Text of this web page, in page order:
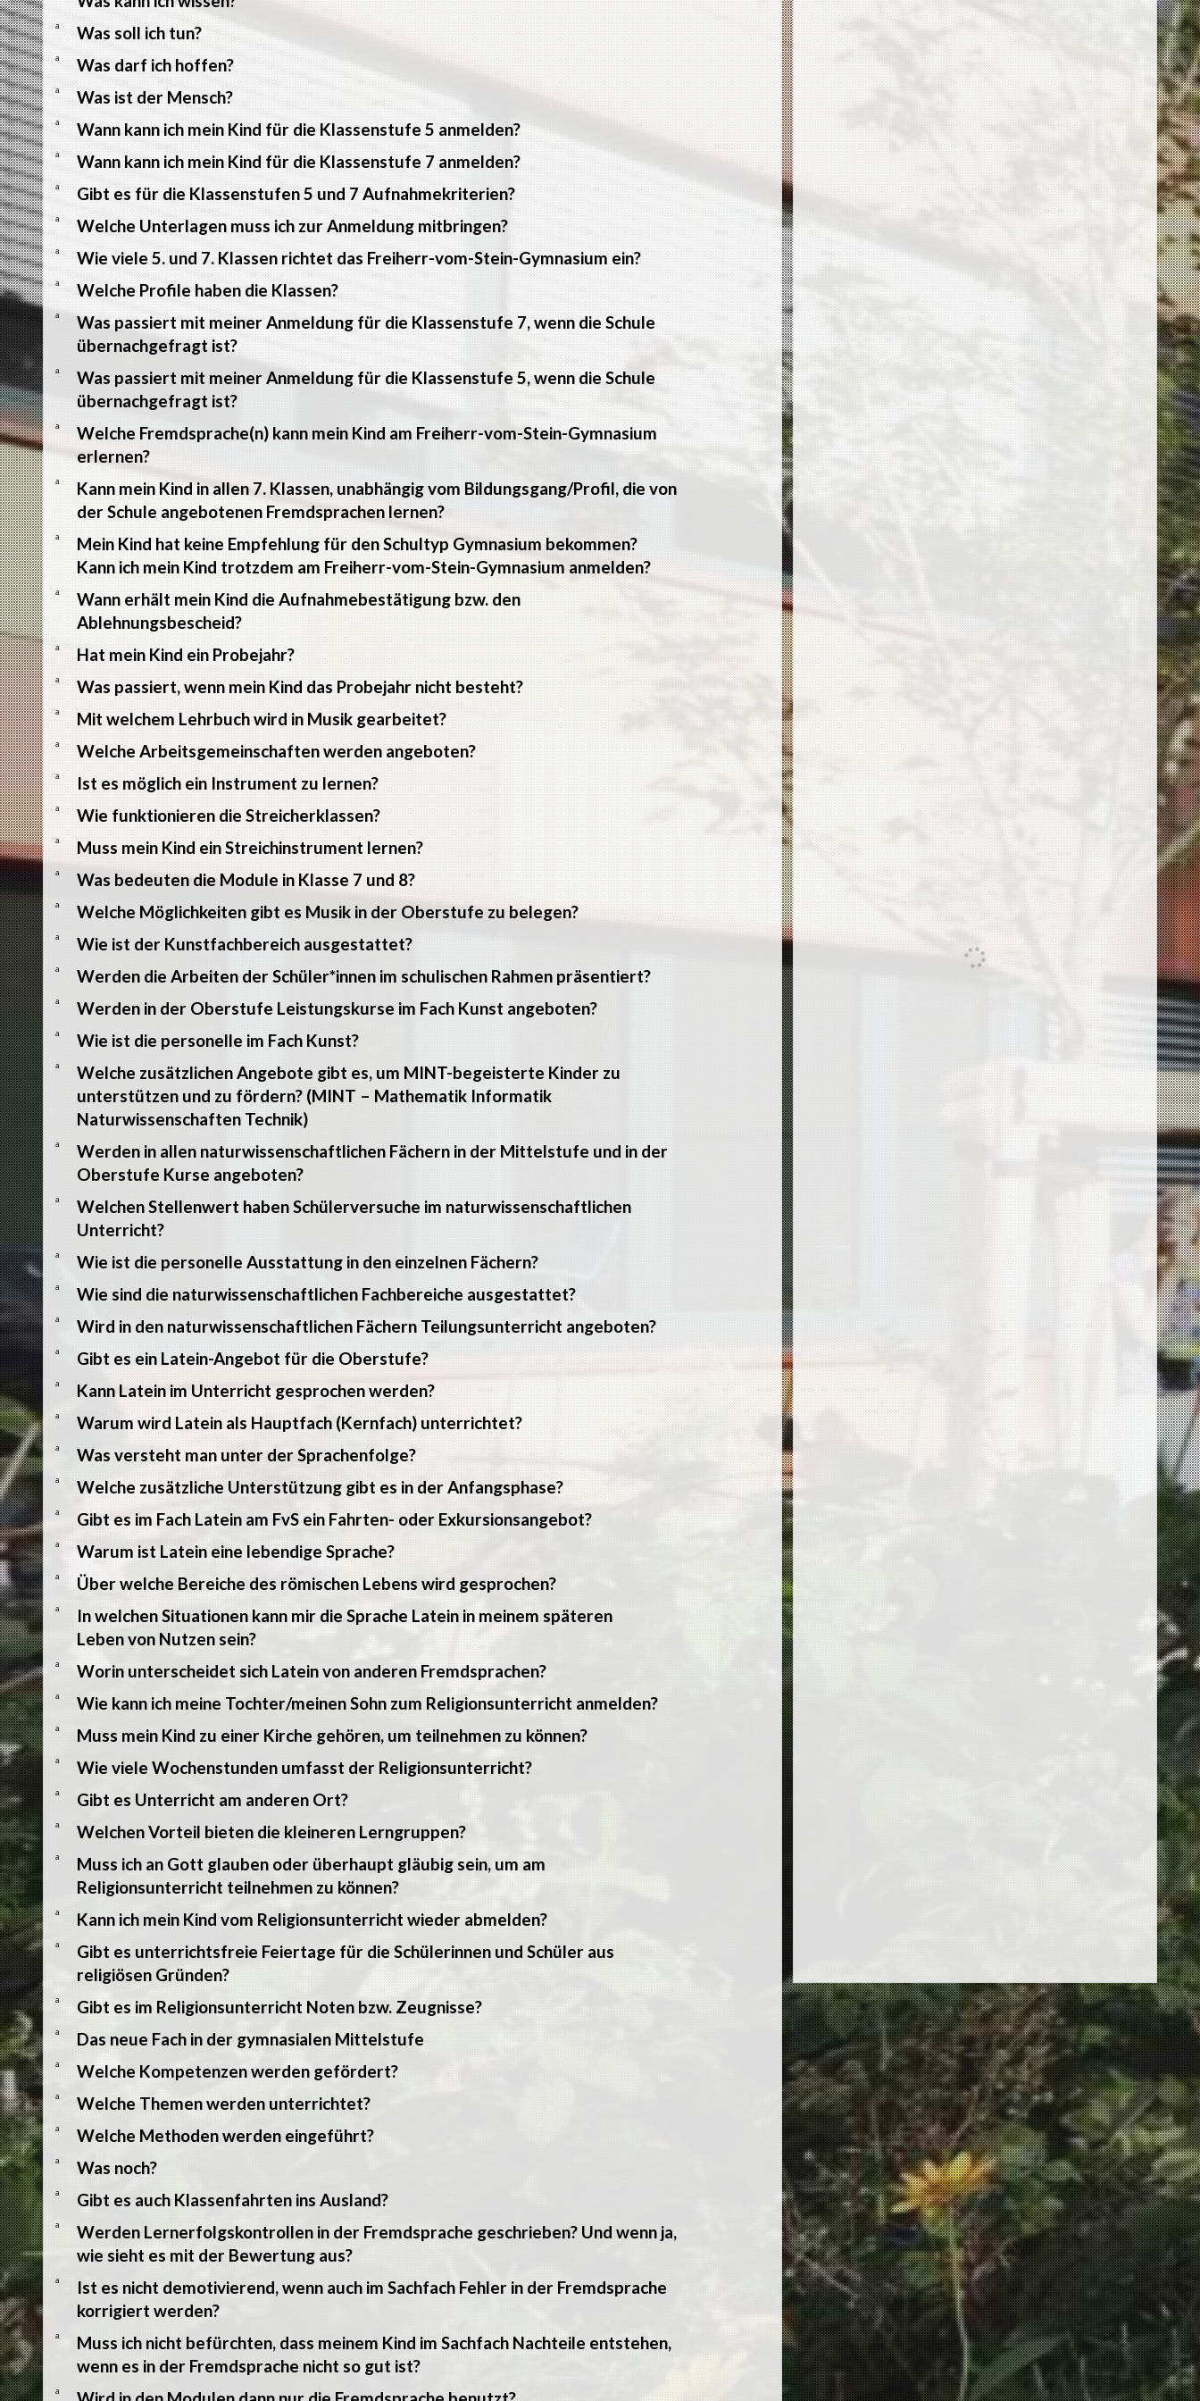
a Was soll ich tun?
a Was darf ich hoffen?
a Was ist der Mensch?
a Wann kann ich mein Kind für die Klassenstufe 5 anmelden?
a Wann kann ich mein Kind für die Klassenstufe 7 anmelden?
a Gibt es für die Klassenstufen 5 und 7 Aufnahmekriterien?
a Welche Unterlagen muss ich zur Anmeldung mitbringen?
a Wie viele 5. und 7. Klassen richtet das Freiherr-vom-Stein-Gymnasium ein?
a Welche Profile haben die Klassen?
a
Was passiert mit meiner Anmeldung für die Klassenstufe 7, wenn die Schule
übernachgefragt ist?
a
Was passiert mit meiner Anmeldung für die Klassenstufe 5, wenn die Schule
übernachgefragt ist?
a
Welche Fremdsprache(n) kann mein Kind am Freiherr-vom-Stein-Gymnasium
erlernen?
a
Kann mein Kind in allen 7. Klassen, unabhängig vom Bildungsgang/Profil, die von
der Schule angebotenen Fremdsprachen lernen?
a
Mein Kind hat keine Empfehlung für den Schultyp Gymnasium bekommen?
Kann ich mein Kind trotzdem am Freiherr-vom-Stein-Gymnasium anmelden?
a
Wann erhält mein Kind die Aufnahmebestätigung bzw. den
Ablehnungsbescheid?
a Hat mein Kind ein Probejahr?
a Was passiert, wenn mein Kind das Probejahr nicht besteht?
a Mit welchem Lehrbuch wird in Musik gearbeitet?
a Welche Arbeitsgemeinschaften werden angeboten?
a Ist es möglich ein Instrument zu lernen?
a Wie funktionieren die Streicherklassen?
a Muss mein Kind ein Streichinstrument lernen?
a Was bedeuten die Module in Klasse 7 und 8?
a Welche Möglichkeiten gibt es Musik in der Oberstufe zu belegen?
a Wie ist der Kunstfachbereich ausgestattet?
a Werden die Arbeiten der Schüler*innen im schulischen Rahmen präsentiert?
a Werden in der Oberstufe Leistungskurse im Fach Kunst angeboten?
a Wie ist die personelle im Fach Kunst?
a
Welche zusätzlichen Angebote gibt es, um MINT-begeisterte Kinder zu
unterstützen und zu fördern? (MINT – Mathematik Informatik
Naturwissenschaften Technik)
a
Werden in allen naturwissenschaftlichen Fächern in der Mittelstufe und in der
Oberstufe Kurse angeboten?
a
Welchen Stellenwert haben Schülerversuche im naturwissenschaftlichen
Unterricht?
a Wie ist die personelle Ausstattung in den einzelnen Fächern?
a Wie sind die naturwissenschaftlichen Fachbereiche ausgestattet?
a Wird in den naturwissenschaftlichen Fächern Teilungsunterricht angeboten?
a Gibt es ein Latein-Angebot für die Oberstufe?
a Kann Latein im Unterricht gesprochen werden?
a Warum wird Latein als Hauptfach (Kernfach) unterrichtet?
a Was versteht man unter der Sprachenfolge?
a Welche zusätzliche Unterstützung gibt es in der Anfangsphase?
a Gibt es im Fach Latein am FvS ein Fahrten- oder Exkursionsangebot?
a Warum ist Latein eine lebendige Sprache?
a Über welche Bereiche des römischen Lebens wird gesprochen?
a
In welchen Situationen kann mir die Sprache Latein in meinem späteren
Leben von Nutzen sein?
a Worin unterscheidet sich Latein von anderen Fremdsprachen?
a Wie kann ich meine Tochter/meinen Sohn zum Religionsunterricht anmelden?
a Muss mein Kind zu einer Kirche gehören, um teilnehmen zu können?
a Wie viele Wochenstunden umfasst der Religionsunterricht?
a Gibt es Unterricht am anderen Ort?
a Welchen Vorteil bieten die kleineren Lerngruppen?
a
Muss ich an Gott glauben oder überhaupt gläubig sein, um am
Religionsunterricht teilnehmen zu können?
a Kann ich mein Kind vom Religionsunterricht wieder abmelden?
a
Gibt es unterrichtsfreie Feiertage für die Schülerinnen und Schüler aus
religiösen Gründen?
a Gibt es im Religionsunterricht Noten bzw. Zeugnisse?
a Das neue Fach in der gymnasialen Mittelstufe
a Welche Kompetenzen werden gefördert?
a Welche Themen werden unterrichtet?
a Welche Methoden werden eingeführt?
a Was noch?
a Gibt es auch Klassenfahrten ins Ausland?
a
Werden Lernerfolgskontrollen in der Fremdsprache geschrieben? Und wenn ja,
wie sieht es mit der Bewertung aus?
a
Ist es nicht demotivierend, wenn auch im Sachfach Fehler in der Fremdsprache
korrigiert werden?
a
Muss ich nicht befürchten, dass meinem Kind im Sachfach Nachteile entstehen,
wenn es in der Fremdsprache nicht so gut ist?
a